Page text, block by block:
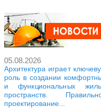
05.08.2026
Архитектура играет
роль в создании
и функциональных
пространств.
проектирование...